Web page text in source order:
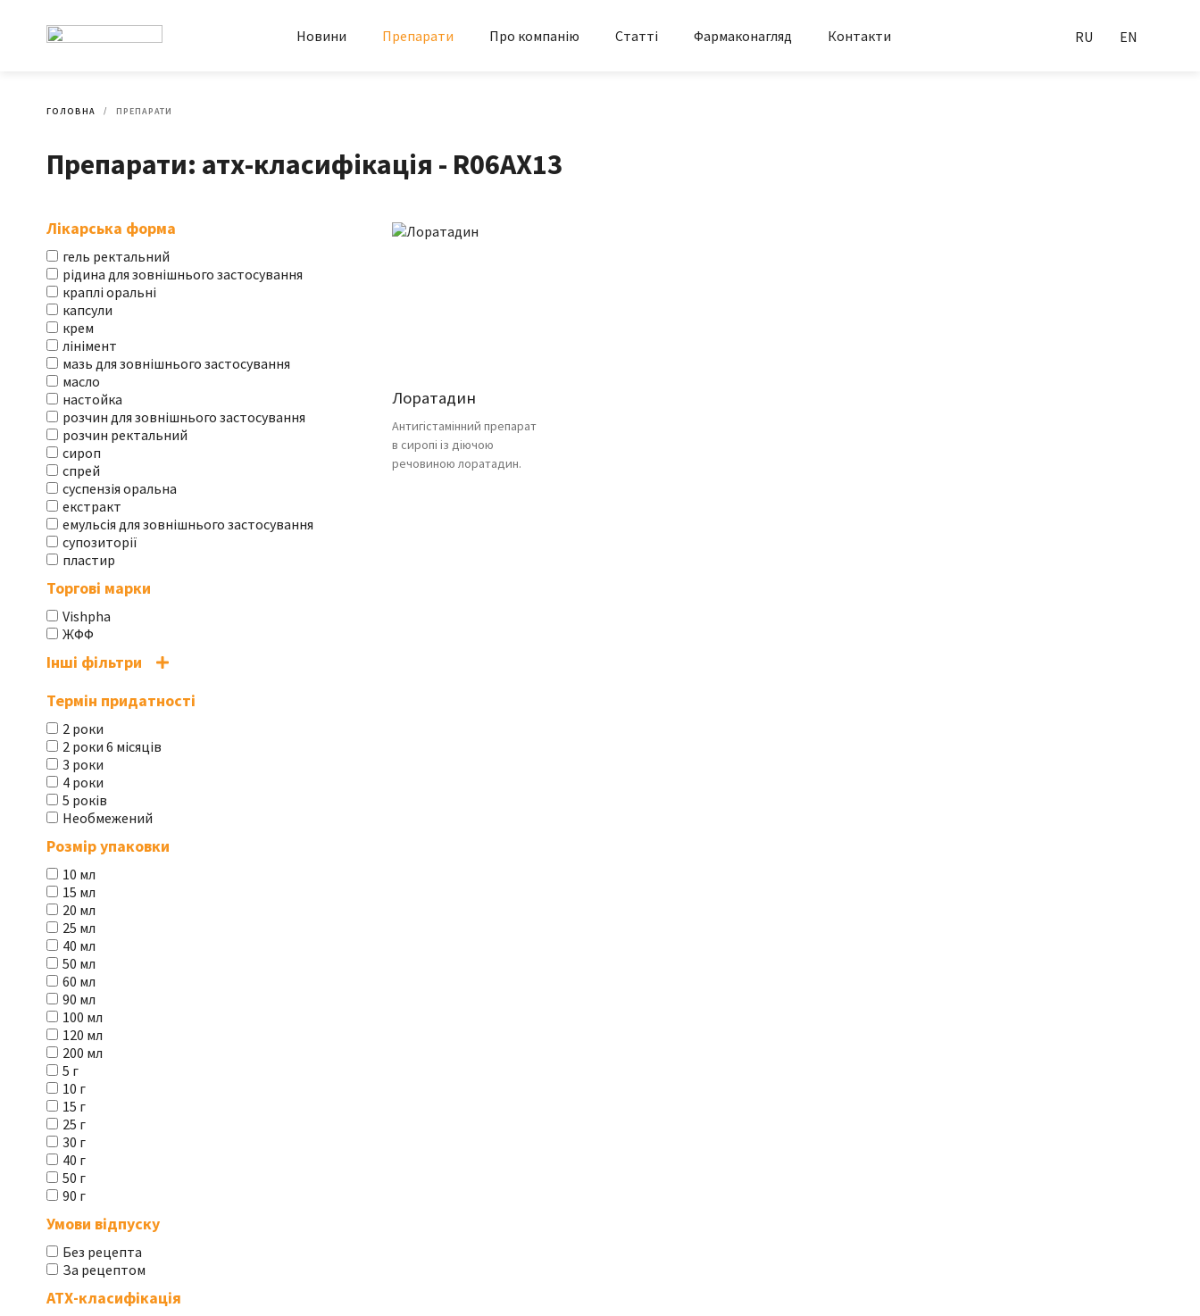
Новини Препарати Про компанію Статті Фармаконагляд Контакти RU EN
ГОЛОВНА ПРЕПАРАТИ
Препарати: атх-класифікація - R06AX13
Лікарська форма
гель ректальний
рідина для зовнішнього застосування
краплі оральні
капсули
крем
лінімент
мазь для зовнішнього застосування
масло
настойка
розчин для зовнішнього застосування
розчин ректальний
сироп
спрей
суспензія оральна
екстракт
емульсія для зовнішнього застосування
супозиторії
пластир
Торгові марки
Vishpha
ЖФФ
Інші фільтри
Термін придатності
2 роки
2 роки 6 місяців
3 роки
4 роки
5 років
Необмежений
Розмір упаковки
10 мл
15 мл
20 мл
25 мл
40 мл
50 мл
60 мл
90 мл
100 мл
120 мл
200 мл
5 г
10 г
15 г
25 г
30 г
40 г
50 г
90 г
Умови відпуску
Без рецепта
За рецептом
АТХ-класифікація
Лоратадин
Антигістамінний препарат
в сиропі із діючою
речовиною лоратадин.